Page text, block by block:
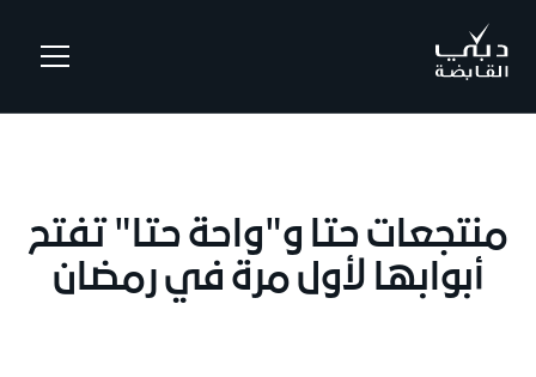
منتجعات حتا و"واحة حتا" تفتح
أبوابها لأول مرة في رمضان